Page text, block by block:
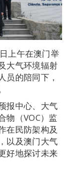
上午在澳门举
大气环境辐射
员的陪同下，
报中心、大气
物（VOC）监
在民防架构及
以及澳门大气
好地探讨未来